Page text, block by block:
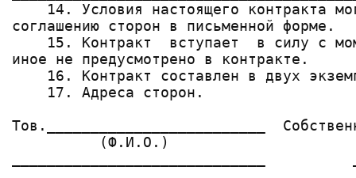
14. Условия настоящего контракта
соглашению сторон в письменной форме.
15. Контракт  вступает  в силу с
иное не предусмотрено в контракте.
16. Контракт составлен в двух
    17. Адреса сторон.
Тов._________________________
          (Ф.И.О.)